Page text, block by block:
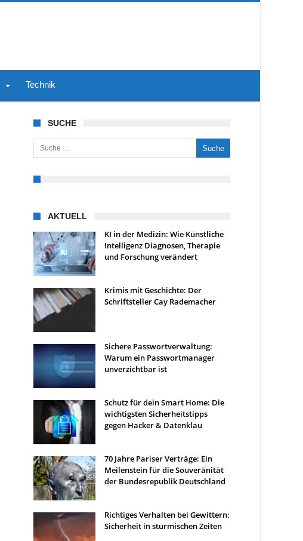
Technik
SUCHE
Suche nach:
AKTUELL
KI in der Medizin: Wie Künstliche
Intelligenz Diagnosen, Therapie
und Forschung verändert
Krimis mit Geschichte: Der
Schriftsteller Cay Rademacher
Sichere Passwortverwaltung:
Warum ein Passwortmanager
unverzichtbar ist
Schutz für dein Smart Home: Die
wichtigsten Sicherheitstipps
gegen Hacker & Datenklau
70 Jahre Pariser Verträge: Ein
Meilenstein für die Souveränität
der Bundesrepublik Deutschland
Richtiges Verhalten bei Gewittern:
Sicherheit in stürmischen Zeiten